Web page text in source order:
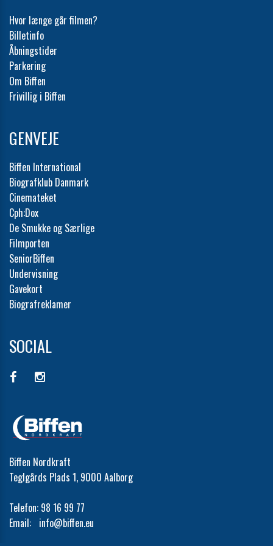
Hvor længe går filmen?
Billetinfo
Åbningstider
Parkering
Om Biffen
Frivillig i Biffen
GENVEJE
Biffen International
Biografklub Danmark
Cinemateket
Cph:Dox
De Smukke og Særlige
Filmporten
SeniorBiffen
Undervisning
Gavekort
Biografreklamer
SOCIAL
Biffen Nordkraft
Teglgårds Plads 1, 9000 Aalborg
Telefon: 98 16 99 77
Email: info@biffen.eu